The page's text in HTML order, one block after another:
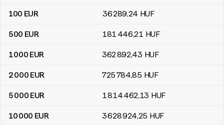
100 EUR 36 289,24 HUF
500 EUR 181 446,21 HUF
1 000 EUR 362 892,43 HUF
2 000 EUR 725 784,85 HUF
5 000 EUR 1 814 462,13 HUF
10 000 EUR 3 628 924,25 HUF